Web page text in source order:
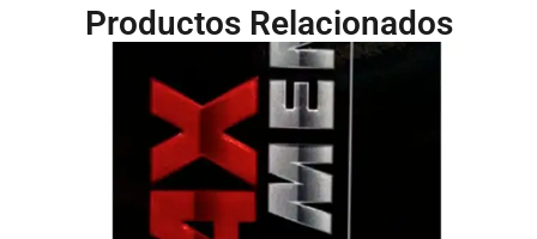
Productos Relacionados